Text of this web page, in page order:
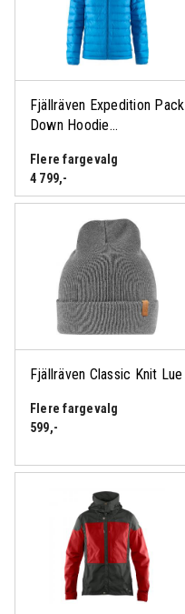
Logg inn eller bli medlem
for å se medlemspris
Fjällräven Expedition Pack
Down Hoodie...
Flere fargevalg
4 799,-
Fjällräven Classic Knit Lue
Flere fargevalg
599,-